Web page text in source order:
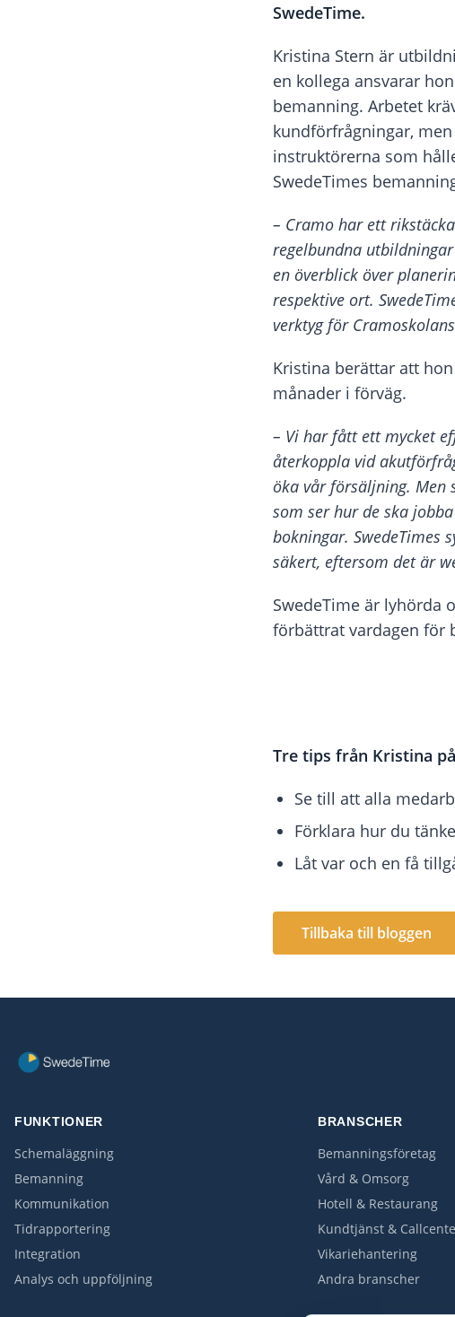
SwedeTime.
Kristina Stern är
en kollega ansvarar
bemanning. Arbetet
kundförfrågningar,
instruktörerna som
SwedeTimes
– Cramo har ett
regelbundna
en överblick över
respektive ort.
verktyg för
Kristina berättar att
månader i förväg.
– Vi har fått ett mycket
återkoppla vid
öka vår försäljning. Men
som ser hur de ska
bokningar. SwedeTimes
säkert, eftersom det är
SwedeTime är lyhörda
förbättrat vardagen för
Tre tips från Kristina
Se till att alla
Förklara hur du
Låt var och en få
Tillbaka till bloggen
FUNKTIONER
Schemaläggning
Bemanning
Kommunikation
Tidrapportering
Integration
Analys och uppföljning
BRANSCHER
Bemanningsföretag
Vård & Omsorg
Hotell & Restaurang
Kundtjänst &
Vikariehantering
Andra branscher